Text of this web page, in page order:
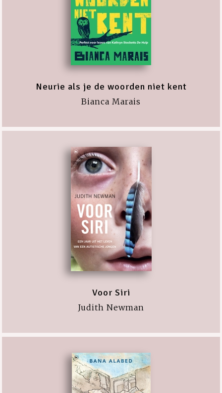
Neurie als je de woorden niet kent
Bianca Marais
Voor Siri
Judith Newman